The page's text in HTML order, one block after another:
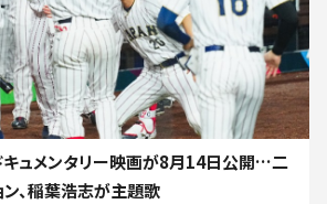
ュメンタリー映画が8月14日公開…二
、稲葉浩志が主題歌